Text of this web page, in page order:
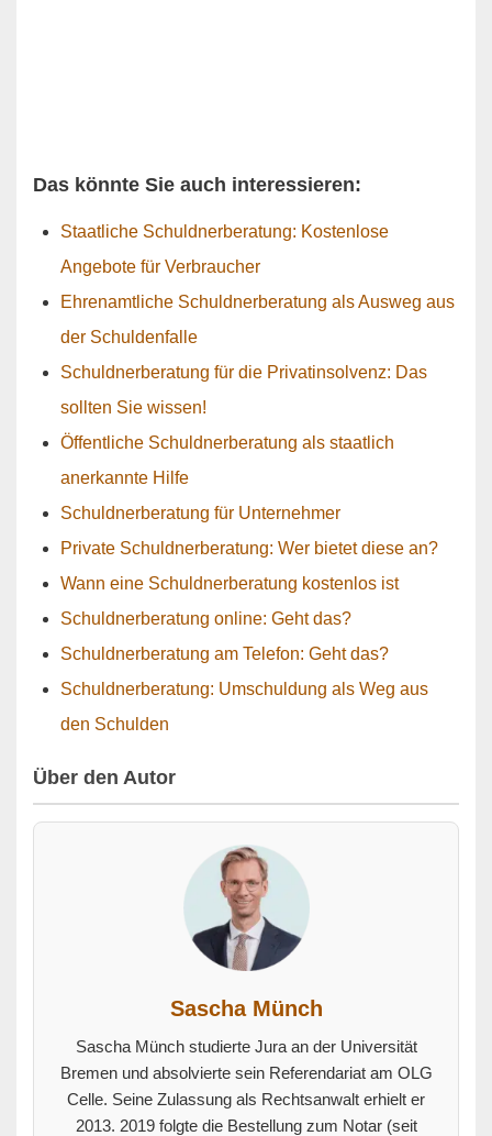
Das könnte Sie auch interessieren:
Staatliche Schuldnerberatung: Kostenlose
Angebote für Verbraucher
Ehrenamtliche Schuldnerberatung als Ausweg aus
der Schuldenfalle
Schuldnerberatung für die Privatinsolvenz: Das
sollten Sie wissen!
Öffentliche Schuldnerberatung als staatlich
anerkannte Hilfe
Schuldnerberatung für Unternehmer
Private Schuldnerberatung: Wer bietet diese an?
Wann eine Schuldnerberatung kostenlos ist
Schuldnerberatung online: Geht das?
Schuldnerberatung am Telefon: Geht das?
Schuldnerberatung: Umschuldung als Weg aus
den Schulden
Über den Autor
Sascha Münch
Sascha Münch studierte Jura an der Universität
Bremen und absolvierte sein Referendariat am OLG
Celle. Seine Zulassung als Rechtsanwalt erhielt er
2013. 2019 folgte die Bestellung zum Notar (seit